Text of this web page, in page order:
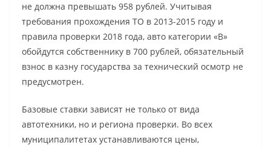
не должна превышать 958 рублей. Учитывая
требования прохождения ТО в 2013-2015 году и
правила проверки 2018 года, авто категории «B»
обойдутся собственнику в 700 рублей, обязательный
взнос в казну государства за технический осмотр не
предусмотрен.
Базовые ставки зависят не только от вида
автотехники, но и региона проверки. Во всех
муниципалитетах устанавливаются цены,